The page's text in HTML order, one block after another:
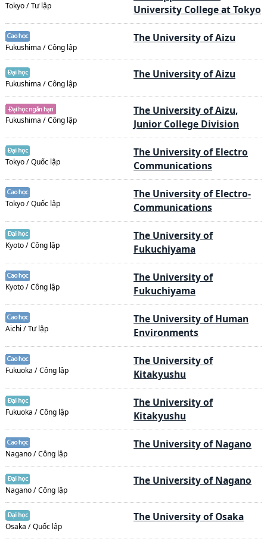
Tokyo / Tư lập
University College at Tokyo
Fukushima / Công lập
The University of Aizu
Fukushima / Công lập
The University of Aizu
Fukushima / Công lập
The University of Aizu,
Junior College Division
Tokyo / Quốc lập
The University of Electro
Communications
Tokyo / Quốc lập
The University of Electro-
Communications
Kyoto / Công lập
The University of
Fukuchiyama
Kyoto / Công lập
The University of
Fukuchiyama
Aichi / Tư lập
The University of Human
Environments
Fukuoka / Công lập
The University of
Kitakyushu
Fukuoka / Công lập
The University of
Kitakyushu
Nagano / Công lập
The University of Nagano
Nagano / Công lập
The University of Nagano
Osaka / Quốc lập
The University of Osaka